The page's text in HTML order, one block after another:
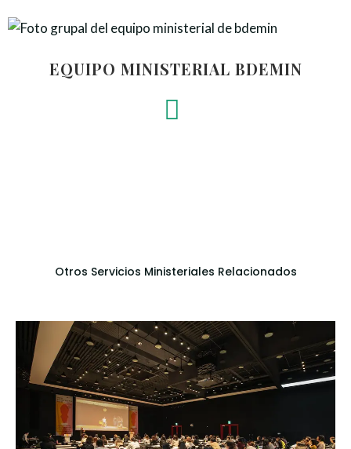
EQUIPO MINISTERIAL BDEMIN
Otros Servicios Ministeriales Relacionados